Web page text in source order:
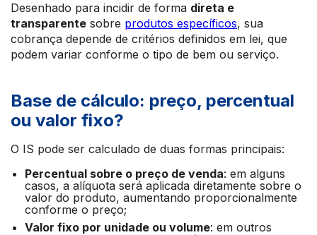
Desenhado para incidir de forma direta e
transparente sobre produtos específicos, sua
cobrança depende de critérios definidos em lei, que
podem variar conforme o tipo de bem ou serviço.
Base de cálculo: preço, percentual
ou valor fixo?
O IS pode ser calculado de duas formas principais:
Percentual sobre o preço de venda: em alguns
casos, a alíquota será aplicada diretamente sobre o
valor do produto, aumentando proporcionalmente
conforme o preço;
Valor fixo por unidade ou volume: em outros